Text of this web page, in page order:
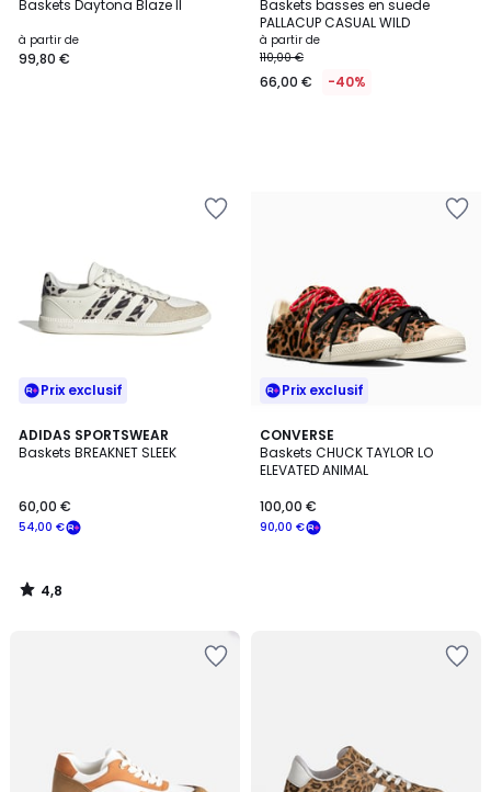
Baskets Daytona Blaze II
à partir de
99,80 €
Baskets basses en suede
PALLACUP CASUAL WILD
à partir de
110,00 €
66,00 € -40%
Prix exclusif
ADIDAS SPORTSWEAR
Baskets BREAKNET SLEEK
54,00 €
60,00 €
4,8
/ 5
4,8
/
Prix exclusif
CONVERSE
Baskets CHUCK TAYLOR LO
ELEVATED ANIMAL
90,00 €
100,00 €